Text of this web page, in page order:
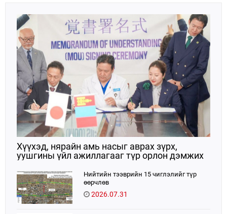
Хүүхэд, нярайн амь насыг аврах зүрх,
уушгины үйл ажиллагааг түр орлон дэмжих
Нийтийн тээврийн 15 чиглэлийг түр
өөрчлөв
2026.07.31